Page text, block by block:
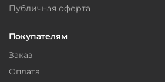
Публичная оферта
Покупателям
Заказ
Оплата